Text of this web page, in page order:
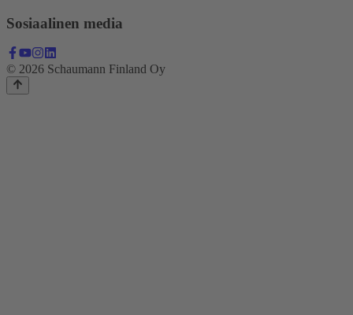
Sosiaalinen media
© 2026 Schaumann Finland Oy